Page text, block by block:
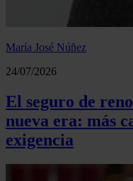
María José Núñez
24/07/2026
El seguro de
nueva era: más
exigencia